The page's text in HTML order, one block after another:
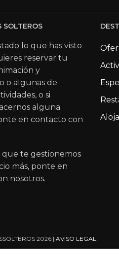
SOLTEROS
lo que has visto
reservar tu
y
o algunas de
o si
alguna
en contacto con
que te gestionemos
más, ponte en
nosotros.
2026 | AVISO LEGAL